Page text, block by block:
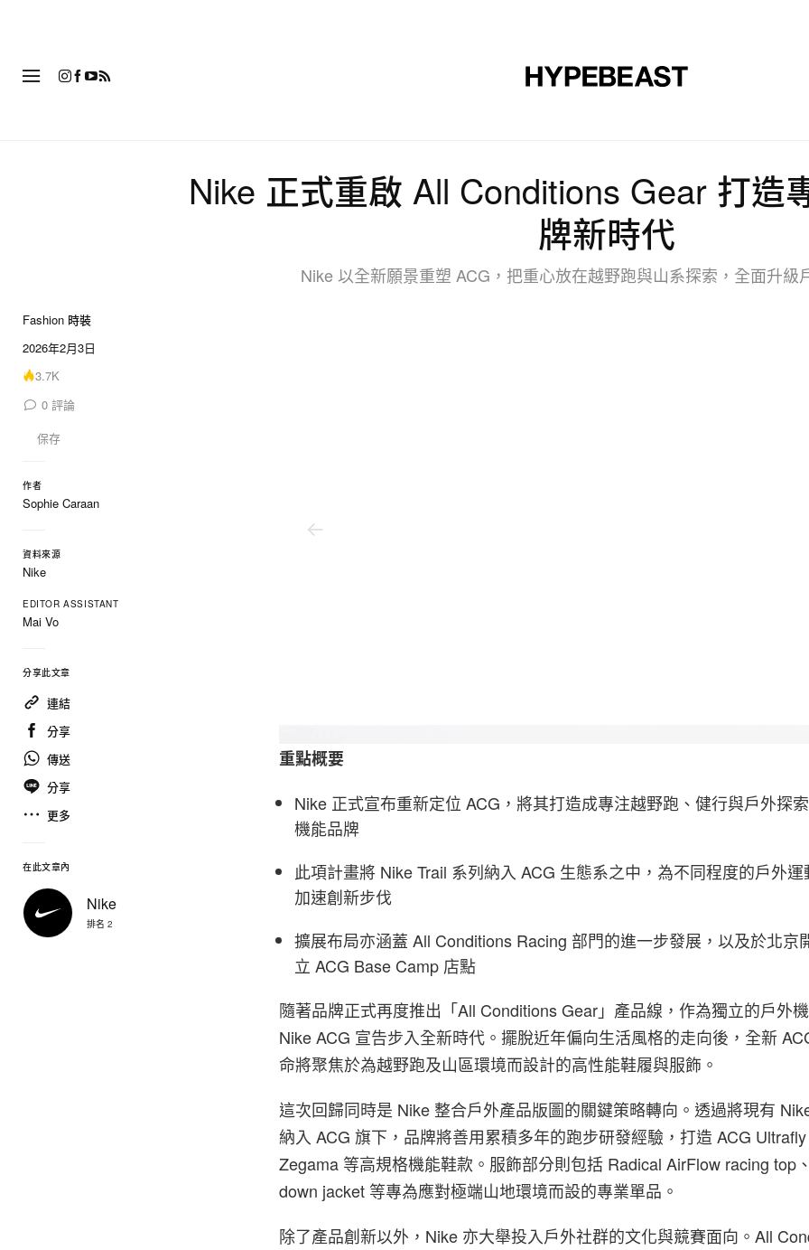
Nike 正式重啟 All Conditions Gear 打造
牌新時代
Nike 以全新願景重塑 ACG，把重心放在越野跑與山系探索，全面升級
Fashion 時裝
2026年2月3日
3.7K
0 評論
保存
作者
Sophie Caraan
資料來源
Nike
EDITOR ASSISTANT
Mai Vo
分享此文章
連結
分享
傳送
分享
更多
在此文章內
Nike
排名 2
重點概要
Nike 正式宣布重新定位 ACG，將其打造成專注越野跑、健行與戶外探
機能品牌
此項計畫將 Nike Trail 系列納入 ACG 生態系之中，為不同程度的戶外
加速創新步伐
擴展布局亦涵蓋 All Conditions Racing 部門的進一步發展，以及於北京
立 ACG Base Camp 店點
隨著品牌正式再度推出「All Conditions Gear」產品線，作為獨立的戶外機
Nike ACG 宣告步入全新時代。擺脫近年偏向生活風格的走向後，全新
命將聚焦於為越野跑及山區環境而設計的高性能鞋履與服飾。
這次回歸同時是 Nike 整合戶外產品版圖的關鍵策略轉向。透過將現有
納入 ACG 旗下，品牌將善用累積多年的跑步研發經驗，打造 ACG
Zegama 等高規格機能鞋款。服飾部分則包括 Radical AirFlow racing top
down jacket 等專為應對極端山地環境而設的專業單品。
除了產品創新以外，Nike 亦大舉投入戶外社群的文化與競賽面向。All